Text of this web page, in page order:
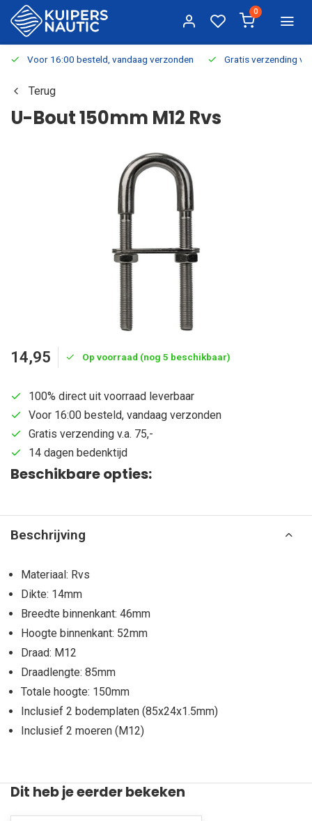
0
Voor 16:00 besteld, vandaag verzonden Gratis verzending
Terug
U-Bout 150mm M12 Rvs
14,95 Op voorraad (nog 5 beschikbaar)
100% direct uit voorraad leverbaar
Voor 16:00 besteld, vandaag verzonden
Gratis verzending v.a. 75,-
14 dagen bedenktijd
Beschikbare opties:
Beschrijving
Materiaal: Rvs
Dikte: 14mm
Breedte binnenkant: 46mm
Hoogte binnenkant: 52mm
Draad: M12
Draadlengte: 85mm
Totale hoogte: 150mm
Inclusief 2 bodemplaten (85x24x1.5mm)
Inclusief 2 moeren (M12)
Dit heb je eerder bekeken